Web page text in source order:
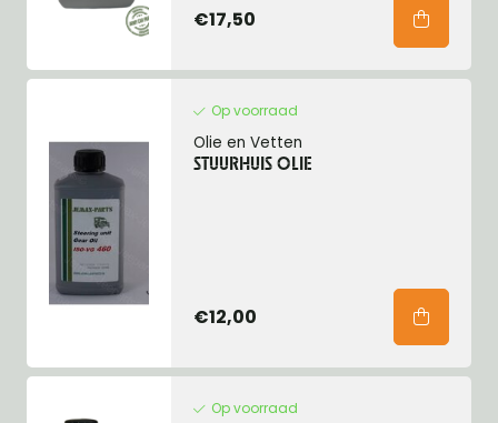
€17,50
Op voorraad
Olie en Vetten
STUURHUIS OLIE
€12,00
Op voorraad